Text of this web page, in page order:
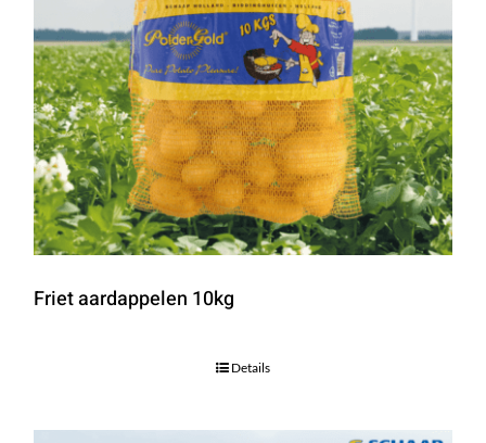
Friet aardappelen 10kg
Details